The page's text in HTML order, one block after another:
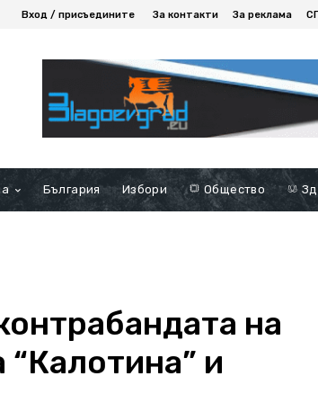
Вход / присъедините За контакти За реклама
България Избори Общество
на
“Калотина” и